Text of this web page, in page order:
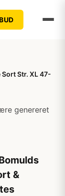
Str. XL 47-
genereret
&